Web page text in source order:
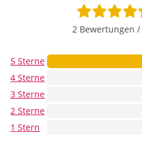
2 Bewertungen /
5 Sterne
4 Sterne
3 Sterne
2 Sterne
1 Stern